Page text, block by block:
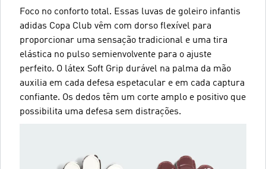
Foco no conforto total. Essas luvas de goleiro infantis
adidas Copa Club vêm com dorso flexível para
proporcionar uma sensação tradicional e uma tira
elástica no pulso semienvolvente para o ajuste
perfeito. O látex Soft Grip durável na palma da mão
auxilia em cada defesa espetacular e em cada captura
confiante. Os dedos têm um corte amplo e positivo que
possibilita uma defesa sem distrações.